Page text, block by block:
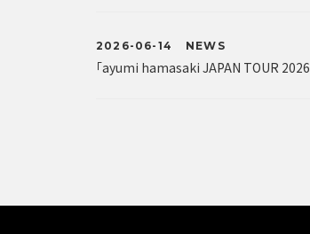
2026-06-14 NEWS
「ayumi hamasaki JAPAN TOUR 2026